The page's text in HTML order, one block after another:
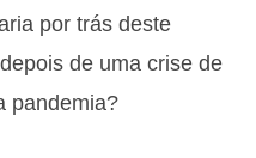
por trás deste
de uma crise de
pandemia?